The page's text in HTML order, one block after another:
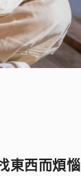
東西而煩惱